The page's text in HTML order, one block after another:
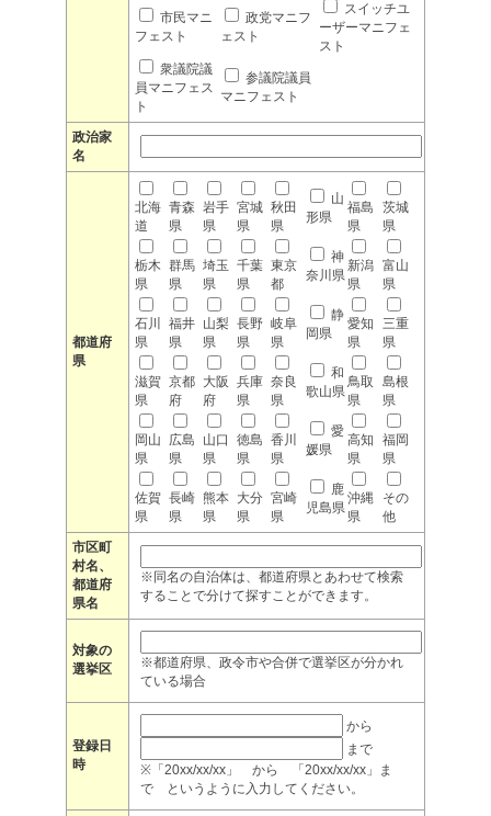
市民マニ
フェスト
政党マニフ
ェスト
スイッチユ
ーザーマニフェ
スト
衆議院議
員マニフェス
ト
参議院議員
マニフェスト
政治家
名
都道府
県
北海
道
青森
県
岩手
県
宮城
県
秋田
県
山
形県
福島
県
茨城
県
栃木
県
群馬
県
埼玉
県
千葉
県
東京
都
神
奈川県
新潟
県
富山
県
石川
県
福井
県
山梨
県
長野
県
岐阜
県
静
岡県
愛知
県
三重
県
滋賀
県
京都
府
大阪
府
兵庫
県
奈良
県
和
歌山県
鳥取
県
島根
県
岡山
県
広島
県
山口
県
徳島
県
香川
県
愛
媛県
高知
県
福岡
県
佐賀
県
長崎
県
熊本
県
大分
県
宮崎
県
鹿
児島県
沖縄
県
その
他
市区町
村名、
都道府
県名
※同名の自治体は、都道府県とあわせて検索
することで分けて探すことができます。
対象の
選挙区
※都道府県、政令市や合併で選挙区が分かれ
ている場合
登録日
時
から
まで
※「20xx/xx/xx」 から 「20xx/xx/xx」ま
で というように入力してください。